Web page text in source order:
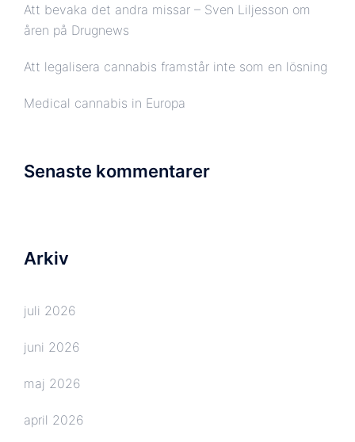
Att bevaka det andra missar – Sven Liljesson om
åren på Drugnews
Att legalisera cannabis framstår inte som en lösning
Medical cannabis in Europa
Senaste kommentarer
Arkiv
juli 2026
juni 2026
maj 2026
april 2026